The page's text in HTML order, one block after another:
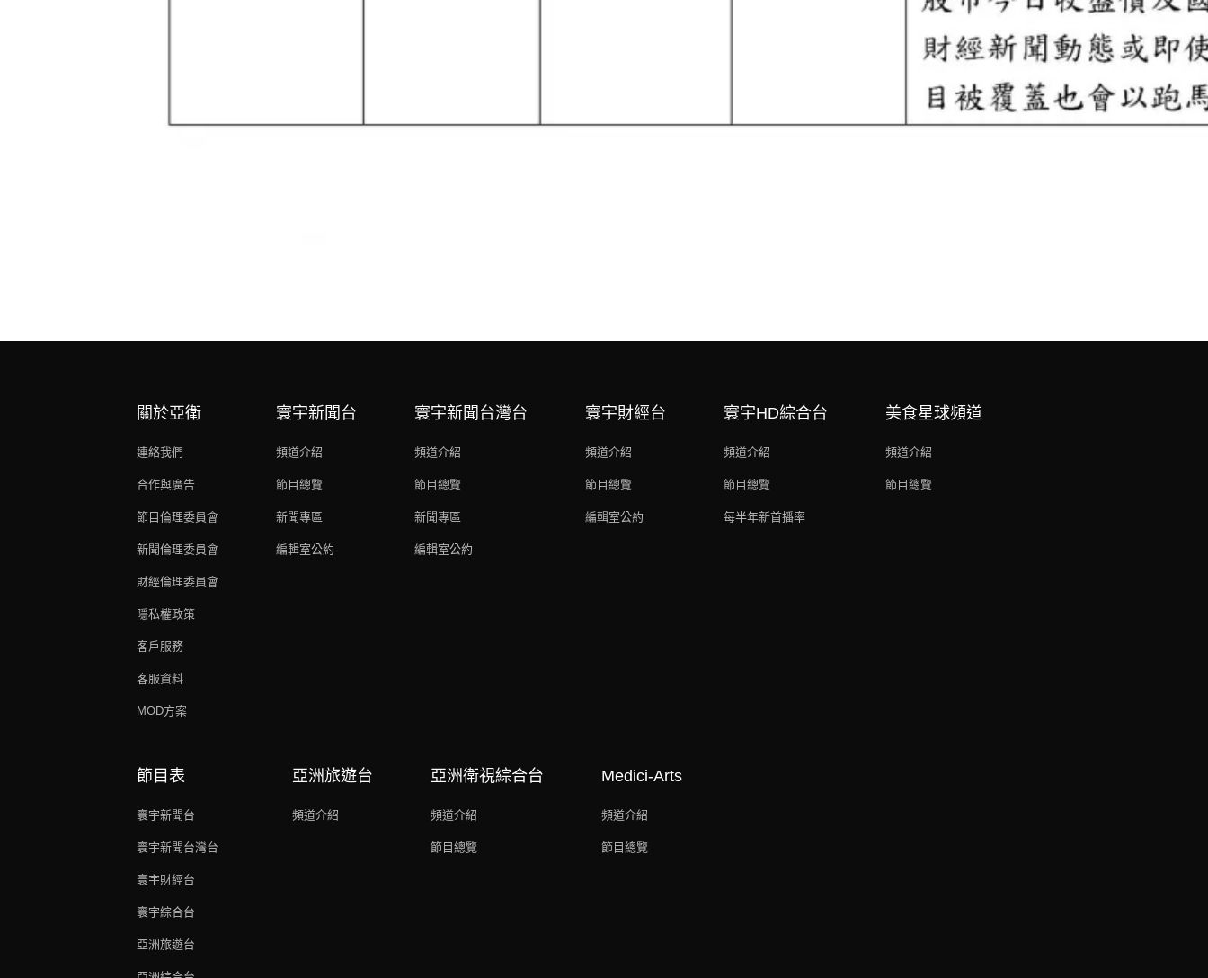
關於亞衛
連絡我們
合作與廣告
節目倫理委員會
新聞倫理委員會
財經倫理委員會
隱私權政策
客戶服務
客服資料
MOD方案
寰宇新聞台
頻道介紹
節目總覽
新聞專區
編輯室公約
寰宇新聞台灣台
頻道介紹
節目總覽
新聞專區
編輯室公約
寰宇財經台
頻道介紹
節目總覽
編輯室公約
寰宇HD綜合台
頻道介紹
節目總覽
每半年新首播率
美食星球頻道
頻道介紹
節目總覽
節目表
寰宇新聞台
寰宇新聞台灣台
寰宇財經台
寰宇綜合台
亞洲旅遊台
亞洲旅遊台
頻道介紹
亞洲衛視綜合台
頻道介紹
節目總覽
Medici-Arts
頻道介紹
節目總覽